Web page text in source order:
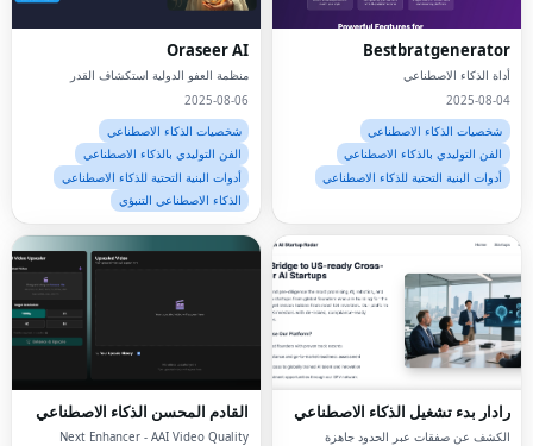
Bestbratgenerator
أداة الذكاء الاصطناعي
2025-08-04
شخصيات الذكاء الاصطناعي
الفن التوليدي بالذكاء الاصطناعي
أدوات البنية التحتية للذكاء الاصطناعي
Oraseer AI
منظمة العفو الدولية استكشاف القدر
2025-08-06
شخصيات الذكاء الاصطناعي
الفن التوليدي بالذكاء الاصطناعي
أدوات البنية التحتية للذكاء الاصطناعي
الذكاء الاصطناعي التنبؤي
رادار بدء تشغيل الذكاء الاصطناعي
الكشف عن صفقات عبر الحدود جاهزة
القادم المحسن الذكاء الاصطناعي
Next Enhancer - AAI Video Quality